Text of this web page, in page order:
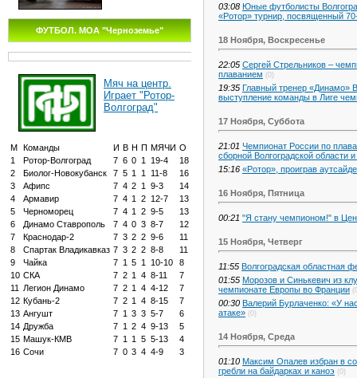
ФУТБОЛ. МОА "Черноземье"
Мяч на центр.
Играет "Ротор-
Волгоград"
М Команды И В Н П МЯЧИ О
1
Ротор-Волгоград 7 6 0 1 19-4
18
2
Биолог-Новокубанск 7 5 1 1 11-8
16
3
Афипс 7 4 2 1 9-3
14
4
Армавир 7 4 1 2 12-7
13
5
Черноморец 7 4 1 2 9-5
13
6
Динамо Ставрополь 7 4 0 3 8-7
12
7
Краснодар-2 7 3 2 2 9-6
11
8
Спартак Владикавказ 7 3 2 2 8-8
11
9
Чайка 7 1 5 1 10-10
8
10 СКА 7 2 1 4 8-11
7
11
Легион Динамо 7 2 1 4 4-12
7
12 Кубань-2 7 2 1 4 8-15
7
13 Ангушт 7 1 3 3 5-7
6
14 Дружба 7 1 2 4 9-13
5
15 Машук-КМВ 7 1 1 5 5-13
4
16 Сочи 7 0 3 4 4-9 3
03:08 Юные футболисты
«Ротор» турнир, посвященный
18 Ноября, Воскресенье
22:05 Сергей Стрельников –
плаванием (0)
19:35 Главный тренер «Динамо»
выступление команды в Лиге
17 Ноября, Суббота
21:01 Чемпионат России по
сборной Волгоградской области
15:16 «Ротор», проиграв
16 Ноября, Пятница
00:21 "Я стану чемпионом!" в
15 Ноября, Четверг
11:55 Волгоградская областная
01:55 Морозов и Синькевич из
чемпионате Европы во Франции
00:30 Валерий Бурлаченко: «У
атаке» (0)
14 Ноября, Среда
01:10 Максим Опалев избран в
гребли на байдарках и каноэ (0)